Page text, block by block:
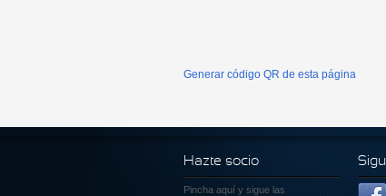
Generar código QR de esta página
Hazte socio
Pincha aquí y sigue las